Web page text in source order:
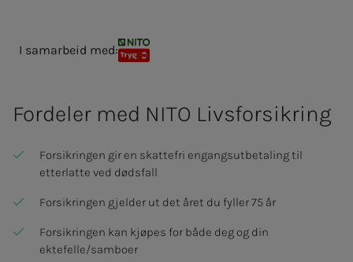
I samarbeid med:
NITO TRYG kollektiv forsikring
Fordeler med NITO Livs­­­for­­sik­ring
Forsikringen gir en skattefri engangsutbetaling til
etterlatte ved dødsfall
Forsikringen gjelder ut det året du fyller 75 år
Forsikringen kan kjøpes for både deg og din
ektefelle/samboer